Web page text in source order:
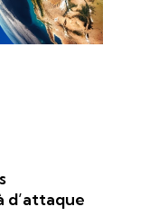
d’attaque